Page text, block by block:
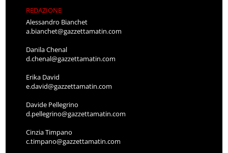
REDAZIONE
Alessandro Bianchet
a.bianchet@gazzettamatin.com
Danila Chenal
d.chenal@gazzettamatin.com
Erika David
e.david@gazzettamatin.com
Davide Pellegrino
d.pellegrino@gazzettamatin.com
Cinzia Timpano
c.timpano@gazzettamatin.com